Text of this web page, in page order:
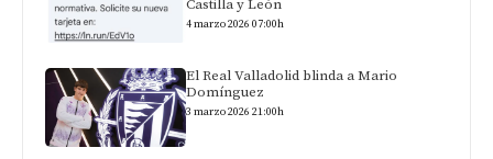
Castilla y León
4 marzo 2026 07:00h
El Real Valladolid blinda a Mario
Domínguez
3 marzo 2026 21:00h